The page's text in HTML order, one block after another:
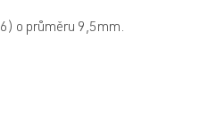
o průměru 9,5mm.